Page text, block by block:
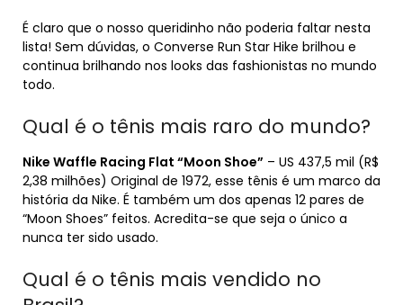
É claro que o nosso queridinho não poderia faltar nesta
lista! Sem dúvidas, o Converse Run Star Hike brilhou e
continua brilhando nos looks das fashionistas no mundo
todo.
Qual é o tênis mais raro do mundo?
Nike Waffle Racing Flat “Moon Shoe” – US 437,5 mil (R$
2,38 milhões) Original de 1972, esse tênis é um marco da
história da Nike. É também um dos apenas 12 pares de
“Moon Shoes” feitos. Acredita-se que seja o único a
nunca ter sido usado.
Qual é o tênis mais vendido no